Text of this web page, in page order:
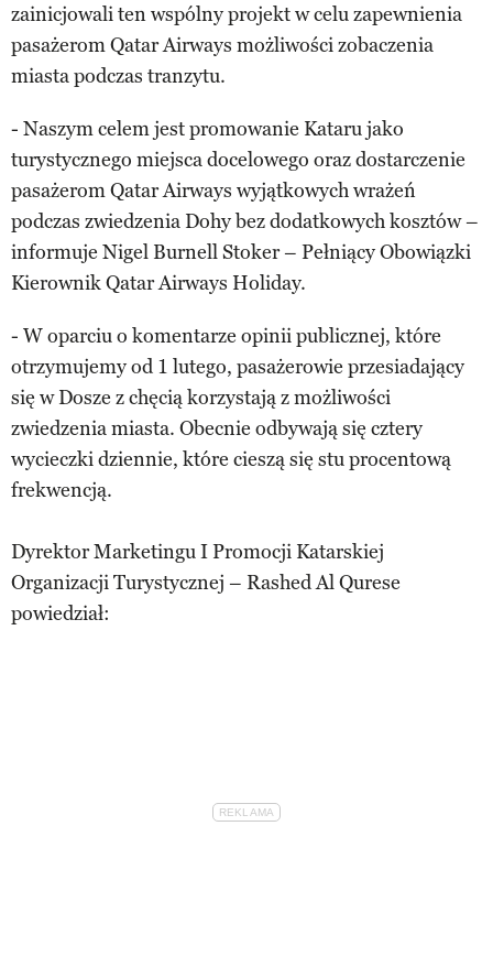
zainicjowali ten wspólny projekt w celu zapewnienia
pasażerom Qatar Airways możliwości zobaczenia
miasta podczas tranzytu.
- Naszym celem jest promowanie Kataru jako
turystycznego miejsca docelowego oraz dostarczenie
pasażerom Qatar Airways wyjątkowych wrażeń
podczas zwiedzenia Dohy bez dodatkowych kosztów –
informuje Nigel Burnell Stoker – Pełniący Obowiązki
Kierownik Qatar Airways Holiday.
- W oparciu o komentarze opinii publicznej, które
otrzymujemy od 1 lutego, pasażerowie przesiadający
się w Dosze z chęcią korzystają z możliwości
zwiedzenia miasta. Obecnie odbywają się cztery
wycieczki dziennie, które cieszą się stu procentową
frekwencją.
Dyrektor Marketingu I Promocji Katarskiej
Organizacji Turystycznej – Rashed Al Qurese
powiedział: